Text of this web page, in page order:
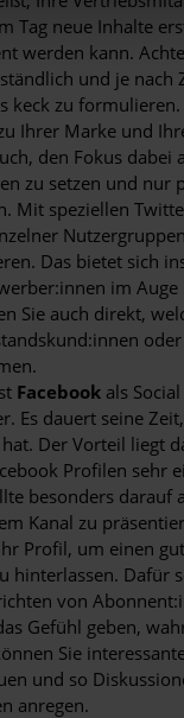
Auswahl
jederzeit später
indem Sie auf die
Ende der
erhalten Sie in
und im
Tag neue Inhalte
werden kann.
und je nach
keck zu
Ihrer Marke und
den Fokus dabei
zu setzen und nur
Mit speziellen
Das bietet sich
im
Sie auch direkt,
Facebook als
Es dauert seine
Der Vorteil liegt
Profilen sehr
besonders darauf
Kanal zu
Profil, um einen
hinterlassen. Dafür
von
Gefühl geben,
Sie
und so
anregen.